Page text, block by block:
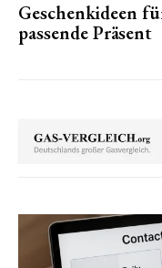
Geschenkideen
passende Präsent